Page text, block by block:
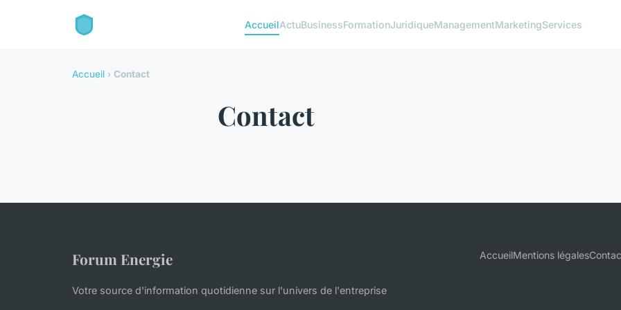
AccueilActuBusinessFormationJuridiqueManagementMarketingServices
Accueil › Contact
Contact
Forum Energie
Votre source d'information quotidienne sur l'univers de l'entreprise
AccueilMentions légales